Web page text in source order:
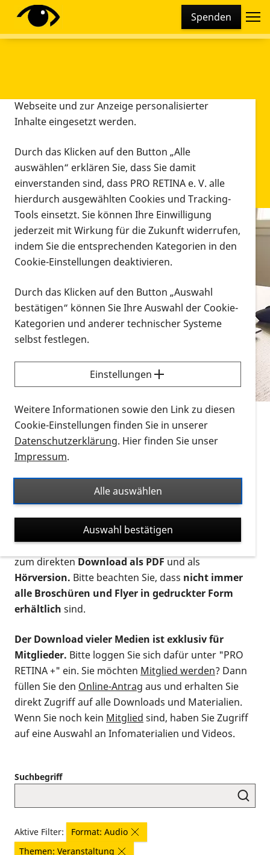
Spenden
Infomaterial
Infomaterial
Vorlesen
Alle Infomaterialien in verschiedenen
Formaten an einem Ort
Sie möchten wissen, wie Sie nach Infonmaterial
suchen und dieses bestellen bzw. herunterladen
können? Schauen Sie sich dieErklärvideos zum
Thema Infomaterial auf der PRO RETINA-Website
für blinde und sehbehinderte Menschen an.
Auf dieser Seite finden Sie sämtliches Infomaterial
Ort. Nutzen Sie den Formatfilter, um ausschließlich
nach Flyern und Broschüren, Audios oder Videos zu
suchen. Die meisten Flyer und Broschüren werden in
verschiedenen Formaten angeboten: zur
postalischen Bestellung als gedruckte Variante
zum direktenDownload als PDFund als
Hörversion. Bitte beachten Sie, dass nicht immer
alle Broschüren und Flyer in gedruckter Form
erhältlich sind.
Der Download vieler Medien ist exklusiv für
Mitglieder. Bitte loggen Sie sich dafür unter "PRO
RETINA +" ein. Sie möchten Mitglied werden? Dann
füllen Sie den Online-Antrag aus und erhalten Sie
direkt Zugriff auf alle Downloads und Materialien.
Wenn Sie noch kein Mitglied sind, haben Sie Zugriff
auf eine Auswahl an Infomaterialien und Videos.
Suchbegriff
Aktive Filter:
Format: Audio
Themen: Veranstaltung
Diese Webseite setzt verschiedene Cookies und
Tracking-Tools ein. Dies beinhaltet Cookies und
Webseite und zur Anzeige personalisierter
Inhalte eingesetzt werden.
Durch das Klicken auf den Button „Alle
auswählen“ erklären Sie, dass Sie damit
einverstanden sind, dass PRO RETINA e. V. alle
hierdurch ausgewählten Cookies und Tracking-
Tools einsetzt. Sie können Ihre Einwilligung
jederzeit mit Wirkung für die Zukunft widerrufen,
indem Sie die entsprechenden Kategorien in den
Cookie-Einstellungen deaktivieren.
Durch das Klicken auf den Button „Auswahl
bestätigen“ können Sie Ihre Auswahl der Cookie-
Kategorien und anderer technischer Systeme
selbst festlegen.
Einstellungen
Weitere Informationen sowie den Link zu diesen
Cookie-Einstellungen finden Sie in unserer
Datenschutzerklärung. Hier finden Sie unser
Impressum.
Alle auswählen
Auswahl bestätigen